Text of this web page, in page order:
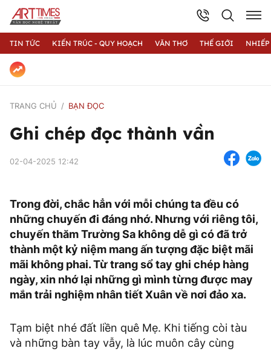
TIN TỨC KIẾN TRÚC - QUY HOẠCH VĂN THƠ THẾ GIỚI
TRANG CHỦ BẠN ĐỌC
Ghi chép đọc thành vần
02-04-2025 12:42
Trong đời, chắc hẳn với mỗi chúng ta đều có
những chuyến đi đáng nhớ. Nhưng với riêng tôi,
chuyến thăm Trường Sa không dễ gì có đã trở
thành một kỷ niệm mang ấn tượng đặc biệt mãi
mãi không phai. Từ trang sổ tay ghi chép hàng
ngày, xin nhớ lại những gì mình từng được may
mắn trải nghiệm nhân tiết Xuân về nơi đảo xa.
Tạm biệt nhé đất liền quê Mẹ. Khi tiếng còi tàu
và những bàn tay vẫy, là lúc muôn cây cùng